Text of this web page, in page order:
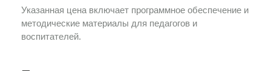
Указанная цена включает программное обеспечение и
методические материалы для педагогов и
воспитателей.